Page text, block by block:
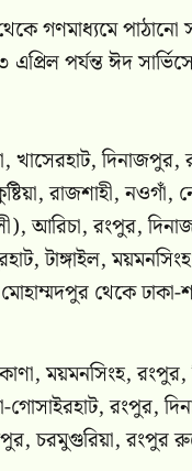
পাঠানো
পর্যন্ত ঈদ
খাসেরহাট,
রাজশাহী,
আরিচা, রংপুর,
টাঙ্গাইল,
থেকে
ময়মনসিংহ,
গোসাইরহাট, রংপুর,
চরমুগুরিয়া, রংপুর